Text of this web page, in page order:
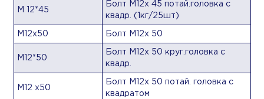
М 12*45
Болт М12х 45 потай.головка с
квадр. (1кг/25шт)
М12х50 Болт М12х 50
М12*50
Болт М12х 50 круг.головка с
квадр.
М12 х50
Болт М12х 50 потай. головка с
квадратом